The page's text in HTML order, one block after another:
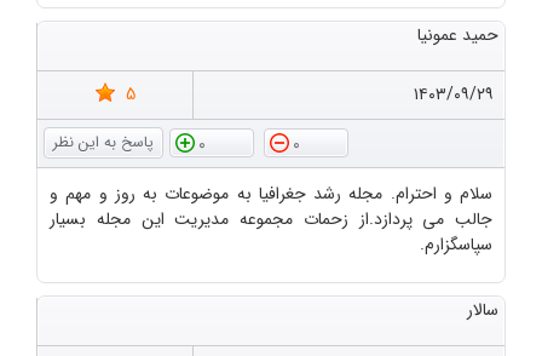
حمید عمونیا
۱۴۰۳/۰۹/۲۹
5
0
0
سلام و احترام. مجله رشد جغرافیا به موضوعات به روز و مهم و
جالب می پردازد.از زحمات مجموعه مدیریت این مجله بسیار
سپاسگزارم.
سالار